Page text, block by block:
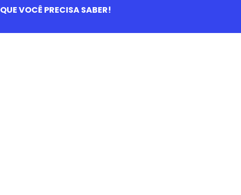
VOCÊ PRECISA SABER!